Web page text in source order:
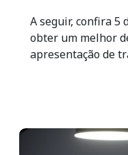
A seguir, confira 5
obter um melhor
apresentação de